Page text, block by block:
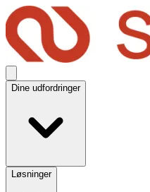
Dine udfordringer
Løsninger